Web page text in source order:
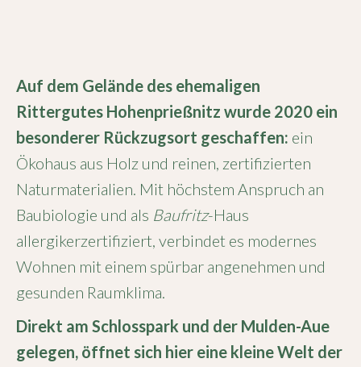
Auf dem Gelände des ehemaligen
Rittergutes Hohenprießnitz wurde 2020 ein
besonderer Rückzugsort geschaffen: ein
Ökohaus aus Holz und reinen, zertifizierten
Naturmaterialien. Mit höchstem Anspruch an
Baubiologie und als Baufritz-Haus
allergikerzertifiziert, verbindet es modernes
Wohnen mit einem spürbar angenehmen und
gesunden Raumklima.
Direkt am Schlosspark und der Mulden-Aue
gelegen, öffnet sich hier eine kleine Welt der